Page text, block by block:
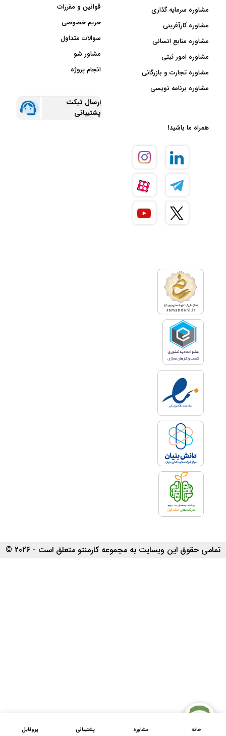
مشاوره سرمایه گذاری
مشاوره کارآفرینی
مشاوره منابع انسانی
مشاوره امور ثبتی
مشاوره تجارت و بازرگانی
مشاوره برنامه نویسی
قوانین و مقررات
حریم خصوصی
سوالات متداول
مشاور شو
انجام پروژه
ارسال تیکت
پشتیبانی
همراه ما باشید!
تمامی حقوق این وبسایت به مجموعه کارمنتو متعلق است - 2026 ©
خانه مشاوره پشتیبانی پروفایل